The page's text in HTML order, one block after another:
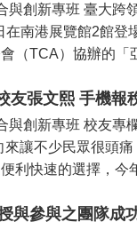
與創新專班 臺大跨
在南港展覽館2館
會（TCA）協辦的
友張文熙 手機報
與創新專班 校友專
讓不少民眾很頭痛
利快速的選擇，今
與參與之團隊成